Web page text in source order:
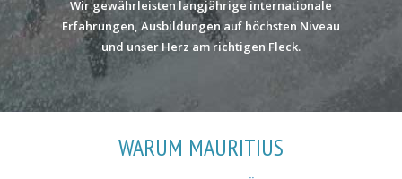
Wir gewährleisten langjährige internationale
Erfahrungen, Ausbildungen auf höchsten Niveau
und unser Herz am richtigen Fleck.
WARUM MAURITIUS